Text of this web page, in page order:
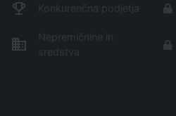
Konkurenčna podjetja
Nepremičnine in
sredstva